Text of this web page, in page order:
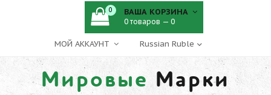
МОЙ АККАУНТ
Мировые Марки
0 ВАША КОРЗИНА
0 товаров — 0